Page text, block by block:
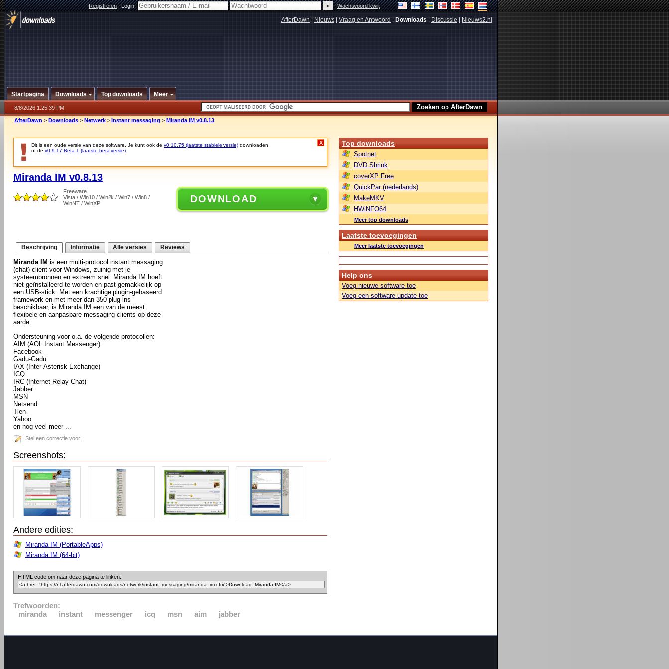
Registreren|Login: |Wachtwoord kwijt
AfterDawn Nieuws Vraag en Antwoord Downloads Discussie Nieuws2.nl
Startpagina Downloads Top downloads Meer
8/8/2026 1:25:39 PM
AfterDawn > Downloads > Netwerk > Instant messaging > Miranda IM v0.8.13
Dit is een oude versie van deze software. Je kunt ook de v0.10.75 (laatste stabiele versie) downloaden.
of de v0.9.17 Beta 1 (laatste beta versie)
X
Miranda IM v0.8.13
Freeware
Vista / Win10 / Win2k / Win7 / Win8 /
WinNT / WinXP
DOWNLOAD
Beschrijving Informatie Alle versies Reviews
Miranda IM is een multi-protocol instant messaging
(chat) client voor Windows, zuinig met je
systeembronnen en extreem snel. Miranda IM hoeft
niet geïnstalleerd te worden en past gemakkelijk op
een USB-stick. Met een krachtige plugin-gebaseerd
framework en met meer dan 350 plug-ins
beschikbaar, is Miranda IM een van de meest
flexibele en aanpasbare messaging clients op deze
aarde.
Ondersteuning voor o.a. de volgende protocollen:
AIM (AOL Instant Messenger)
Facebook
Gadu-Gadu
IAX (Inter-Asterisk Exchange)
ICQ
IRC (Internet Relay Chat)
Jabber
MSN
Netsend
Tlen
Yahoo
en nog veel meer ...
Stel een correctie voor
Screenshots:
Andere edities:
Miranda IM (PortableApps)
Miranda IM (64-bit)
HTML code om naar deze pagina te linken:
Trefwoorden:
miranda
instant messenger icq msn aim jabber
Top downloads
Spotnet
DVD Shrink
coverXP Free
QuickPar (nederlands)
MakeMKV
HWiNFO64
Meer top downloads
Laatste toevoegingen
Meer laatste toevoegingen
Help ons
Voeg nieuwe software toe
Voeg een software update toe